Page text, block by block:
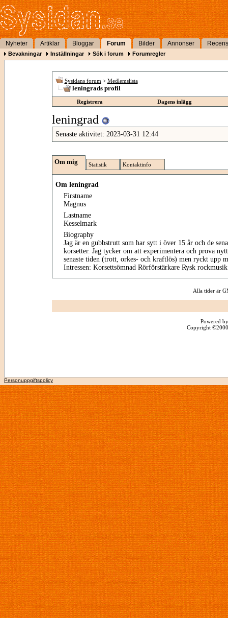
Nyheter Artiklar Bloggar Forum Bilder Annonser
Bevakningar Inställningar Sök i forum Forumregler
Sysidans forum > Medlemslista
leningrads profil
Registrera Dagens inlägg
leningrad
Senaste aktivitet: 2023-03-31 12:44
Om mig Statistik Kontaktinfo
Om leningrad
Firstname
Magnus
Lastname
Kesselmark
Biography
Jag är en gubbstrutt som har sytt i över 15 år och de
korsetter. Jag tycker om att experimentera och prova
senaste tiden (trott, orkes- och kraftlös) men ryckt upp
Intressen: Korsettsömnad Rörförstärkare Rysk rockmusik
Alla tider är
Powered
Copyright
Personuppgiftspolicy